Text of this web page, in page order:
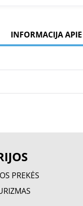
INFORMACIJA APIE
PREKĖS